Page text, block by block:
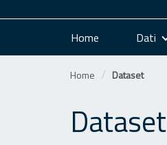
Home Dati
Home Dataset
Dataset